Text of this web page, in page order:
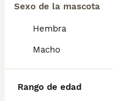
Sexo de la mascota
Hembra
Macho
Rango de edad
Sphynx en venta
Maine Coon en venta
Teckel en Barcelona
Bulldog Francés en Madrid